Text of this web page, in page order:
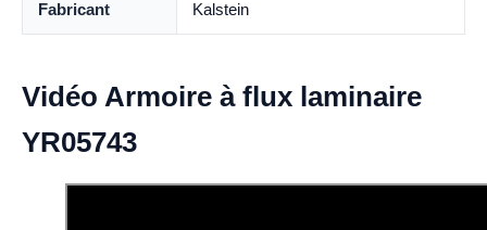
Fabricant Kalstein
Vidéo Armoire à flux laminaire
YR05743